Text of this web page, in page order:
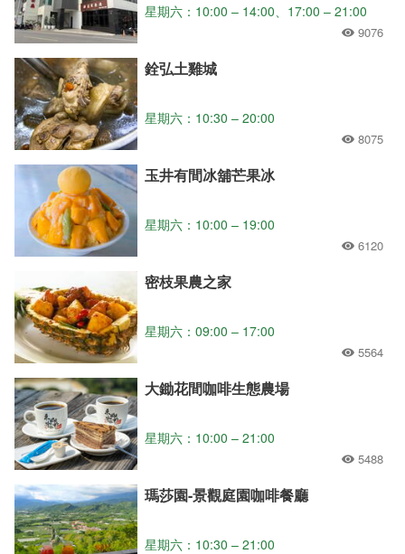
星期六：10:00 – 14:00、17:00 – 21:00
9076
銓弘土雞城
星期六：10:30 – 20:00
8075
玉井有間冰舖芒果冰
星期六：10:00 – 19:00
6120
密枝果農之家
星期六：09:00 – 17:00
5564
大鋤花間咖啡生態農場
星期六：10:00 – 21:00
5488
瑪莎園-景觀庭園咖啡餐廳
星期六：10:30 – 21:00